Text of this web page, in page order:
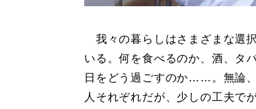
我々の暮らしはさまざまな選
いる。何を食べるのか、酒、タ
日をどう過ごすのか……。無論
人それぞれだが、少しの工夫で